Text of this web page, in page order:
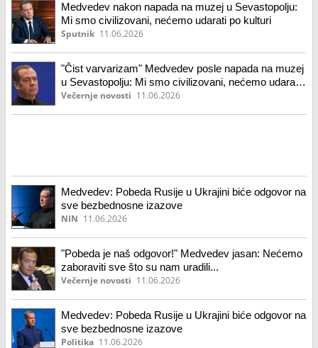
Medvedev nakon napada na muzej u Sevastopolju:
Mi smo civilizovani, nećemo udarati po kulturi
Sputnik 11.06.2026
"Čist varvarizam" Medvedev posle napada na muzej
u Sevastopolju: Mi smo civilizovani, nećemo udarati
po kulturi
Večernje novosti 11.06.2026
Medvedev: Pobeda Rusije u Ukrajini biće odgovor na
sve bezbednosne izazove
NIN 11.06.2026
"Pobeda je naš odgovor!" Medvedev jasan: Nećemo
zaboraviti sve što su nam uradili...
Večernje novosti 11.06.2026
Medvedev: Pobeda Rusije u Ukrajini biće odgovor na
sve bezbednosne izazove
Politika 11.06.2026